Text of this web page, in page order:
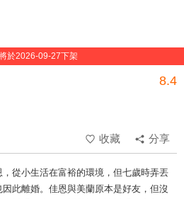
於2026-09-27下架
8.4
收藏
分享
從小生活在富裕的環境，但七歲時弄丟
此離婚。佳恩與美蘭原本是好友，但沒